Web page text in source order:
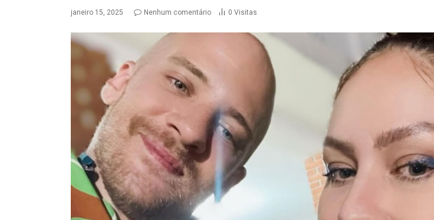
janeiro 15, 2025 Nenhum comentário 0 Visitas